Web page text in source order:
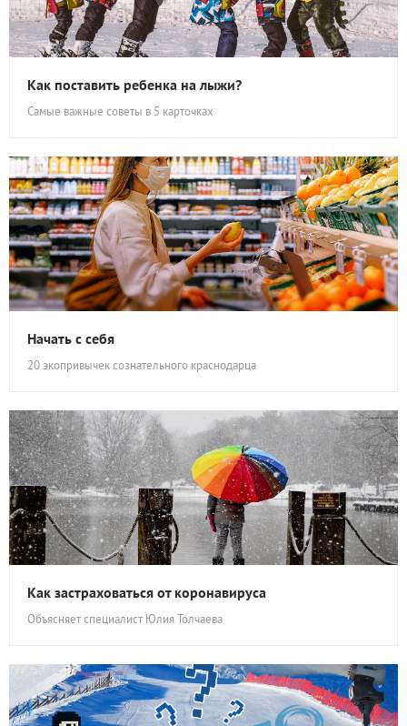
Как поставить ребенка на лыжи?
Самые важные советы в 5 карточках
Начать с себя
20 экопривычек сознательного краснодарца
Как застраховаться от коронавируса
Объясняет специалист Юлия Толчаева